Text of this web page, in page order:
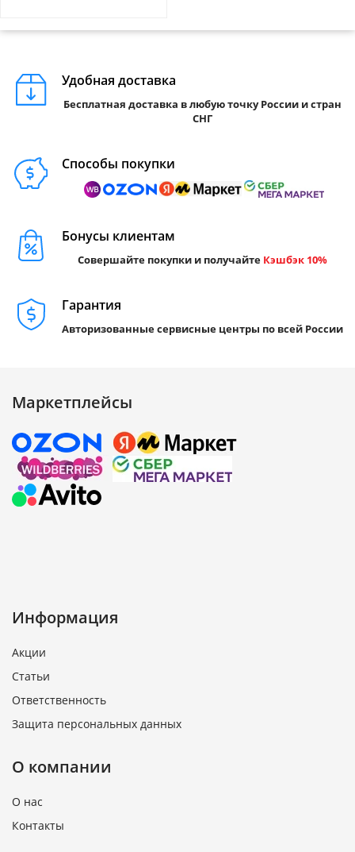
Удобная доставка
Бесплатная доставка в любую точку России и стран
СНГ
Способы покупки
Бонусы клиентам
Совершайте покупки и получайте Кэшбэк 10%
Гарантия
Авторизованные сервисные центры по всей России
Маркетплейсы
Информация
Акции
Статьи
Ответственность
Защита персональных данных
О компании
О нас
Контакты